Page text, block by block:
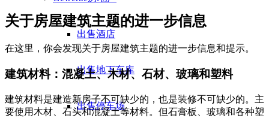
出售酒店
出售地下车库
出售停车场
关于房屋建筑主题的进一步信息
在这里，你会发现关于房屋建筑主题的进一步信息和提示。
建筑材料：混凝土、木材、石材、玻璃和塑料
建筑材料是建造新房子不可缺少的，也是装修不可缺少的。主
要使用木材、石头和混凝土等材料。但石膏板、玻璃和各种塑